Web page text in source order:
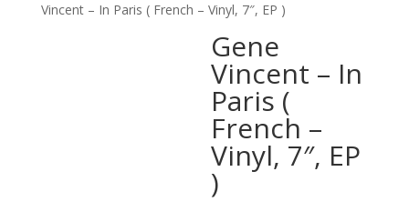
Vincent – In Paris ( French – Vinyl, 7″, EP )
Gene
Vincent – In
Paris (
French –
Vinyl, 7″, EP
)